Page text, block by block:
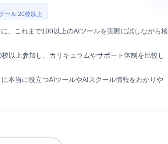
ール 20校以上
、これまで100以上のAIツールを実際に試しながら検
以上参加し、カリキュラムやサポート体制を比較し
本当に役立つAIツールやAIスクール情報をわかりや